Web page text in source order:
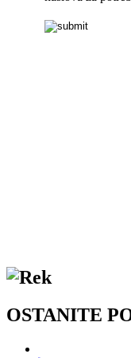
OSTANITE